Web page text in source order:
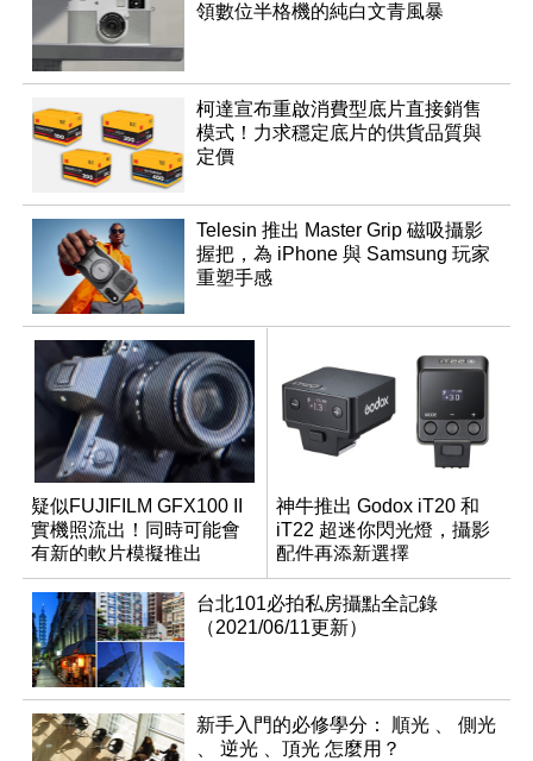
領數位半格機的純白文青風暴
柯達宣布重啟消費型底片直接銷售
模式！力求穩定底片的供貨品質與
定價
Telesin 推出 Master Grip 磁吸攝影
握把，為 iPhone 與 Samsung 玩家
重塑手感
疑似FUJIFILM GFX100 II
實機照流出！同時可能會
有新的軟片模擬推出
神牛推出 Godox iT20 和
iT22 超迷你閃光燈，攝影
配件再添新選擇
台北101必拍私房攝點全記錄
（2021/06/11更新）
新手入門的必修學分： 順光 、 側光
、 逆光 、頂光 怎麼用？